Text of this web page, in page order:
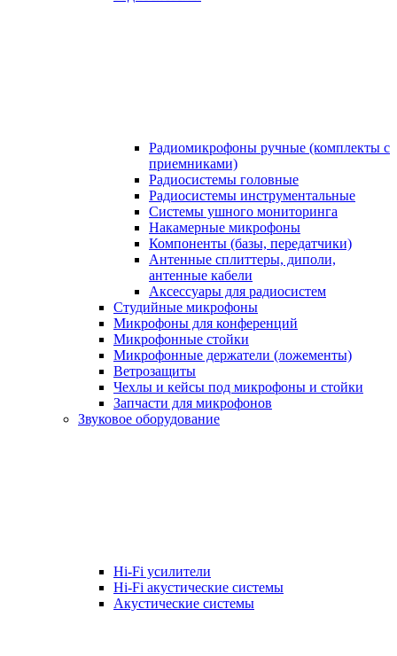
Радиомикрофоны ручные (комплекты с
приемниками)
Радиосистемы головные
Радиосистемы инструментальные
Системы ушного мониторинга
Накамерные микрофоны
Компоненты (базы, передатчики)
Антенные сплиттеры, диполи,
антенные кабели
Аксесcуары для радиосистем
Студийные микрофоны
Микрофоны для конференций
Микрофонные стойки
Микрофонные держатели (ложементы)
Ветрозащиты
Чехлы и кейсы под микрофоны и стойки
Запчасти для микрофонов
Звуковое оборудование
Hi-Fi усилители
Hi-Fi акустические системы
Акустические системы